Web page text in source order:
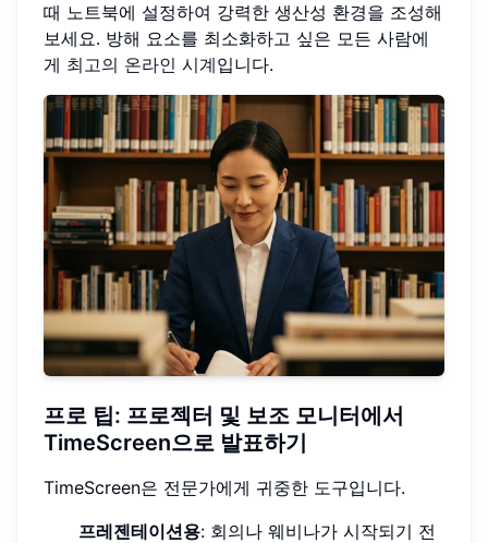
때 노트북에 설정하여 강력한 생산성 환경을 조성해
보세요. 방해 요소를 최소화하고 싶은 모든 사람에
게 최고의 온라인 시계입니다.
프로 팁: 프로젝터 및 보조 모니터에서
TimeScreen으로 발표하기
TimeScreen은 전문가에게 귀중한 도구입니다.
프레젠테이션용: 회의나 웨비나가 시작되기 전